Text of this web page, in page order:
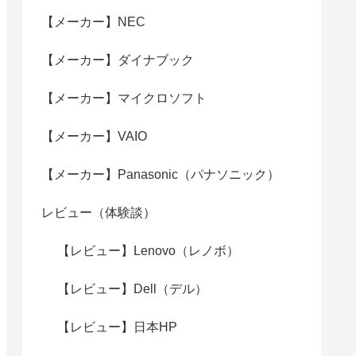
【メーカー】NEC
【メーカー】ダイナブック
【メーカー】マイクロソフト
【メーカー】VAIO
【メーカー】Panasonic（パナソニック）
レビュー（体験談）
【レビュー】Lenovo（レノボ）
【レビュー】Dell（デル）
【レビュー】日本HP